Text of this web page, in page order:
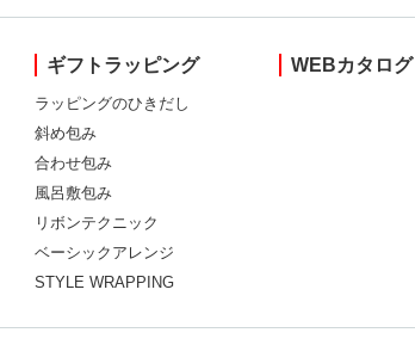
ギフトラッピング
ラッピングのひきだし
斜め包み
合わせ包み
風呂敷包み
リボンテクニック
ベーシックアレンジ
STYLE WRAPPING
WEBカタログ